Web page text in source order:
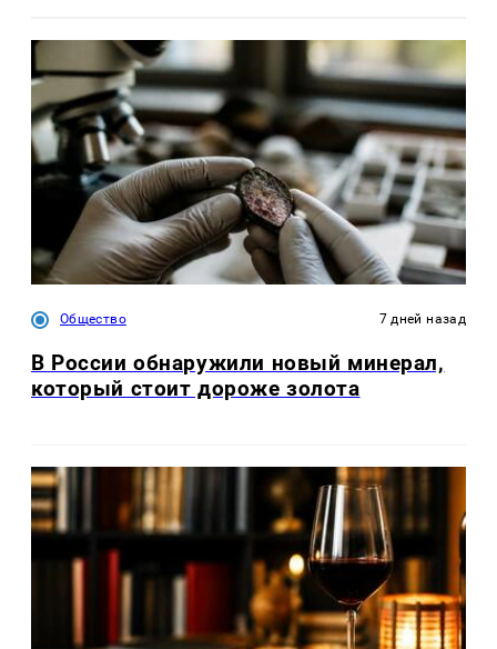
Общество 7 дней назад
В России обнаружили новый минерал,
который стоит дороже золота